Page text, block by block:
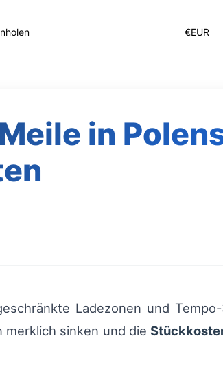
€EUR
in
Ladezonen und
merklich sinken und die